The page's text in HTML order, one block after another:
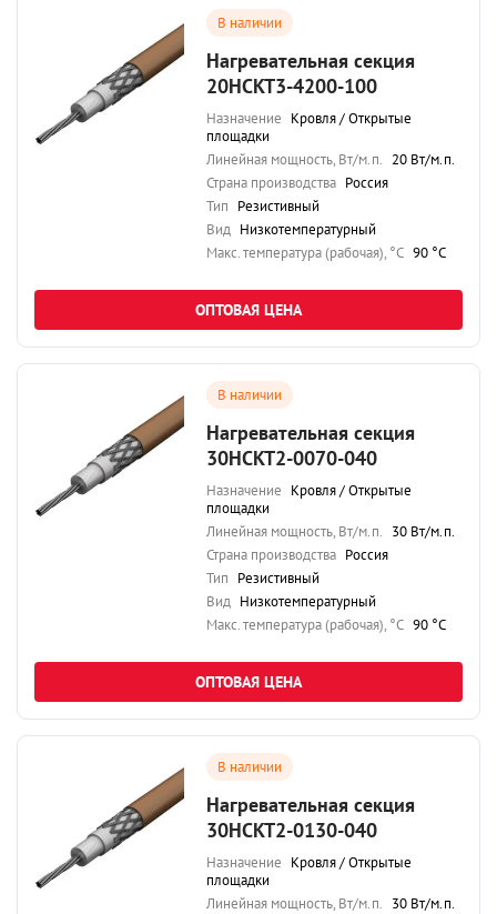
В наличии
Нагревательная секция
20НСКТ3-4200-100
Назначение Кровля / Открытые
площадки
Линейная мощность, Вт/м.п. 20 Вт/м.п.
Страна производства Россия
Тип Резистивный
Вид Низкотемпературный
Maкс. температура (рабочая), °C 90 °C
ОПТОВАЯ ЦЕНА
В наличии
Нагревательная секция
30НСКТ2-0070-040
Назначение Кровля / Открытые
площадки
Линейная мощность, Вт/м.п. 30 Вт/м.п.
Страна производства Россия
Тип Резистивный
Вид Низкотемпературный
Maкс. температура (рабочая), °C 90 °C
ОПТОВАЯ ЦЕНА
В наличии
Нагревательная секция
30НСКТ2-0130-040
Назначение Кровля / Открытые
площадки
Линейная мощность, Вт/м.п. 30 Вт/м.п.